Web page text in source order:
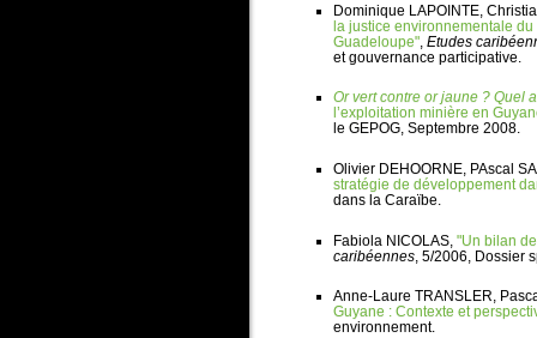
Dominique LAPOINTE,
la justice environnementale
Guadeloupe", Etudes
et gouvernance participative.
Or vert contre or jaune ? Quel
l’exploitation minière en
le GEPOG, Septembre 2008.
Olivier DEHOORNE, PAscal
stratégie de développement
dans la Caraïbe.
Fabiola NICOLAS, "Un bilan
caribéennes, 5/2006, Dossier
Anne-Laure TRANSLER,
Guyane : Contexte et
environnement.